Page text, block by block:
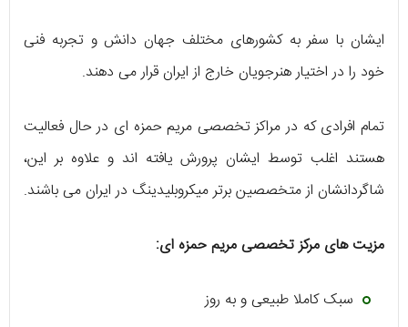
ایشان با سفر به کشورهای مختلف جهان دانش و تجربه فنی
خود را در اختیار هنرجویان خارج از ایران قرار می دهند.
تمام افرادی که در مراکز تخصصی مریم حمزه ای در حال فعالیت
هستند اغلب توسط ایشان پرورش یافته اند و علاوه بر این،
شاگردانشان از متخصصین برتر میکروبلیدینگ در ایران می باشند.
مزیت های مرکز تخصصی مریم حمزه ای:
سبک کاملا طبیعی و به روز